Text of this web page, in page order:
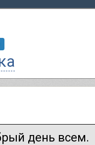
день всем.